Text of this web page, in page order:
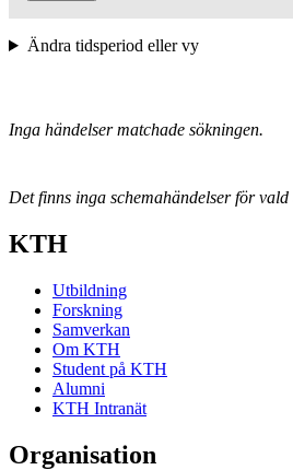
Ändra tidsperiod eller vy
Inga händelser matchade sökningen.
Det finns inga schemahändelser för
KTH
Utbildning
Forskning
Samverkan
Om KTH
Student på KTH
Alumni
KTH Intranät
Organisation